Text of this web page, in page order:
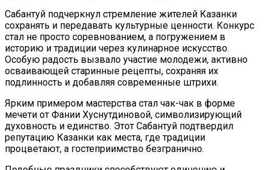
Сабантуй подчеркнул стремление жителей Казанки
сохранять и передавать культурные ценности. Конкурс
стал не просто соревнованием, а погружением в
историю и традиции через кулинарное искусство.
Особую радость вызвало участие молодежи, активно
осваивающей старинные рецепты, сохраняя их
подлинность и добавляя современные штрихи.
Ярким примером мастерства стал чак-чак в форме
мечети от Фании Хуснутдиновой, символизирующий
духовность и единство. Этот Сабантуй подтвердил
репутацию Казанки как места, где традиции
процветают, а гостеприимство безгранично.